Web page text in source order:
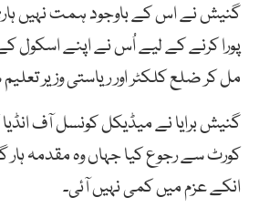
گنیش نے اس کے باوجود ہمت نہیں
پورا کرنے کے لیے اُس نے اپنے اسکول
مل کر ضلع کلکٹر اور ریاستی وزیر
گنیش برایا نے میڈیکل کونسل آف
کورٹ سے رجوع کیا جہاں وہ مقدمہ ہار
انکے عزم میں کمی نہیں آئی۔